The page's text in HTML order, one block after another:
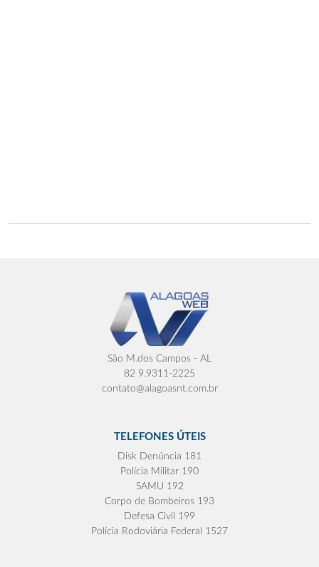
São M.dos Campos - AL
82 9.9311-2225
contato@alagoasnt.com.br
TELEFONES ÚTEIS
Disk Denúncia 181
Polícia Militar 190
SAMU 192
Corpo de Bombeiros 193
Defesa Civil 199
Polícia Rodoviária Federal 1527